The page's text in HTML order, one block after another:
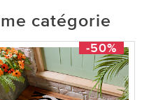
catégorie
-50%